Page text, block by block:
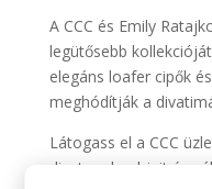
A CCC és Emily
legütősebb
elegáns loafer cipők
meghódítják a
Látogass el a CCC
divatos darabjait és